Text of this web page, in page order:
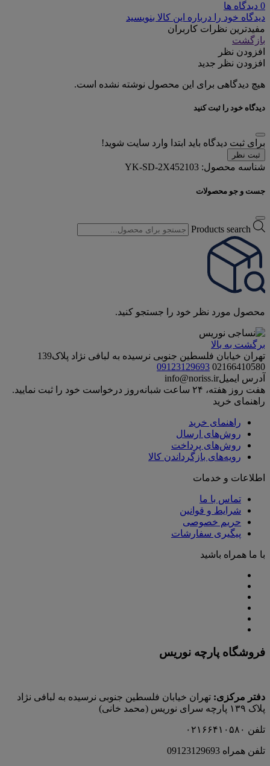
0 دیدگاه ها
دیدگاه خود را درباره این کالا بنویسید
مفیدترین نظرات کاربران
بازگشت
افزودن نظر
افزودن نظر جدید
هیچ دیدگاهی برای این محصول نوشته نشده است.
دیدگاه خود را ثبت کنید
برای ثبت دیدگاه باید ابتدا وارد سایت شوید!
ثبت نظر
شناسه محصول: YK-SD-2X452103
جست و جو محصولات
Products search
محصول مورد نظر خود را جستجو کنید.
برگشت به بالا
تهران خیابان فلسطین جنوبی نرسیده به لبافی نژاد پلاک139
02166410580
09123129693
آدرس ایمیلinfo@noriss.ir
هفت روز هفته، ۲۴ ساعت شبانه‌روز درخواست خود را ثبت نمایید.
راهنمای خرید
راهنمای خرید
روش‌های ارسال
روش‌های پرداخت
رویه‌های بازگرداندن کالا
اطلاعات و خدمات
تماس با ما
شرایط و قوانین
حریم خصوصی
پیگیری سفارشات
با ما همراه باشید
فروشگاه پارچه نوریس
دفتر مرکزی: تهران خیابان فلسطین جنوبی نرسیده به لبافی نژاد
پلاک ۱۳۹ پارچه‌ سرای نوريس (محمد خانی)
تلفن ۰۲۱۶۶۴۱۰۵۸۰
تلفن همراه 09123129693